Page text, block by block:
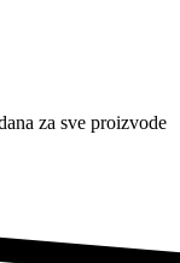
za sve proizvode